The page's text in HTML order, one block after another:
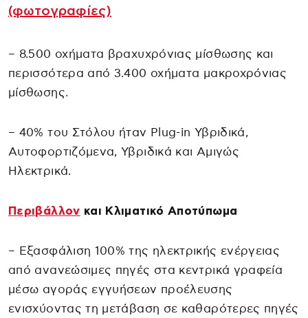
(φωτογραφίες)
– 8.500 οχήματα βραχυχρόνιας μίσθωσης και
περισσότερα από 3.400 οχήματα μακροχρόνιας
μίσθωσης.
– 40% του Στόλου ήταν Plug-in Υβριδικά,
Αυτοφορτιζόμενα, Υβριδικά και Αμιγώς
Ηλεκτρικά.
Περιβάλλον και Κλιματικό Αποτύπωμα
– Eξασφάλιση 100% της ηλεκτρικής ενέργειας
από ανανεώσιμες πηγές στα κεντρικά γραφεία
μέσω αγοράς εγγυήσεων προέλευσης
ενισχύοντας τη μετάβαση σε καθαρότερες πηγές